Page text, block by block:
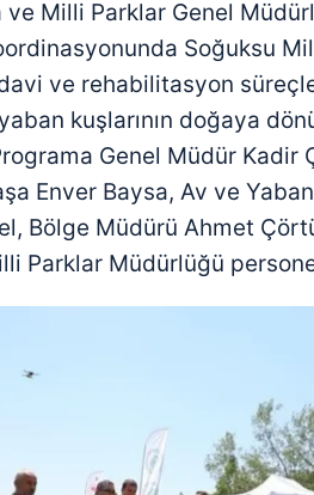
ve Milli Parklar Genel
Soğuksu
ve rehabilitasyon
kuşlarının doğaya
Genel Müdür Kadir
Enver Baysa, Av ve
Bölge Müdürü Ahmet
Parklar Müdürlüğü